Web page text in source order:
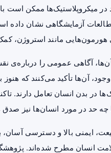
در میکروپلاستیک‌ها ممکن است
آزمایشگاهی نشان داده
مانند استروژن،
آگاهی عمومی را درباره‌ی
وجود، آن‌ها تأکید می‌کنند که
در بدن انسان تعامل
حد در مورد انسان‌ها نیز
ایمنی بالا و دسترسی
انسان مطرح شده‌اند.